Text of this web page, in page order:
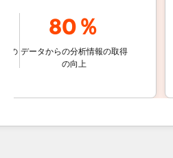
80％
データからの分析情報の取得